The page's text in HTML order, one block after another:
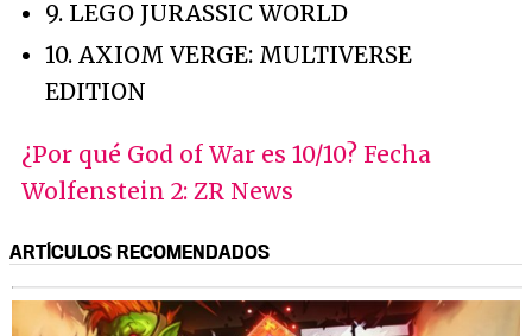
9. LEGO JURASSIC WORLD
10. AXIOM VERGE: MULTIVERSE
EDITION
¿Por qué God of War es 10/10? Fecha
Wolfenstein 2: ZR News
ARTÍCULOS RECOMENDADOS